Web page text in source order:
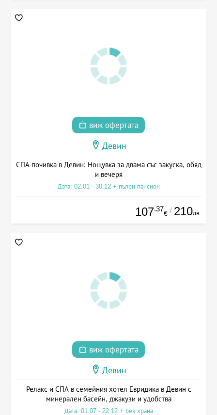
виж офертата
Девин
СПА почивка в Девин: Нощувка за двама със закуска, обяд
и вечеря
Дата: 02.01 - 30.12 + пълен пансион
107.37
€ / 210лв.
виж офертата
Девин
Релакс и СПА в семейния хотел Евридика в Девин с
минерален басейн, джакузи и удобства
Дата: 01.07 - 22.12 + без храна